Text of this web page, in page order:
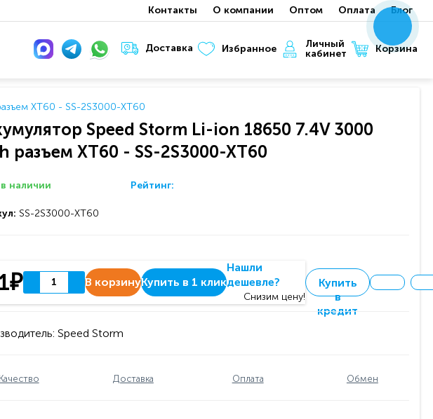
Контакты О компании Оптом Оплата Блог
Доставка Избранное
Личный
кабинет
Корзина
XT60 - SS-2S3000-XT60
Speed Storm Li-ion 18650 7.4V 3000
разъем XT60 - SS-2S3000-XT60
в наличии Рейтинг:
SS-2S3000-XT60
В корзинуКупить в 1 клик
Нашли
дешевле?
Снизим цену!
Купить
в
кредит
Speed Storm
Качество Доставка Оплата Обмен
xxx